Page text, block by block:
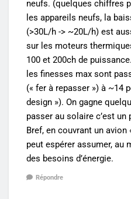
neufs. (quelques chiffres
les appareils neufs, la
(>30L/h -> ~20L/h) est
sur les moteurs
100 et 200ch de
les finesses max sont
(« fer à repasser ») à ~14
design »). On gagne
passer au solaire c’est
Bref, en couvrant un avion
peut espérer assumer, au
des besoins d’énergie.
Répondre